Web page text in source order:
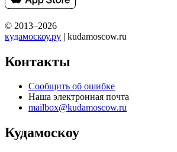
© 2013–2026
кудамоскоу.ру | kudamoscow.ru
Контакты
Сообщить об ошибке
Наша электронная почта
mailbox@kudamoscow.ru
Кудамоскоу